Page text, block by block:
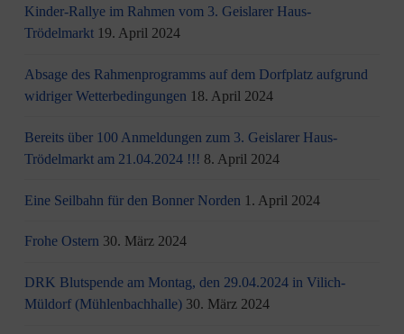
Kinder-Rallye im Rahmen vom 3. Geislarer Haus-
Trödelmarkt 19. April 2024
Absage des Rahmenprogramms auf dem Dorfplatz aufgrund
widriger Wetterbedingungen 18. April 2024
Bereits über 100 Anmeldungen zum 3. Geislarer Haus-
Trödelmarkt am 21.04.2024 !!! 8. April 2024
Eine Seilbahn für den Bonner Norden 1. April 2024
Frohe Ostern 30. März 2024
DRK Blutspende am Montag, den 29.04.2024 in Vilich-
Müldorf (Mühlenbachhalle) 30. März 2024